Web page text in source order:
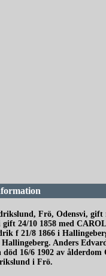
Frö, Odensvi, gift
24/10 1858 med
f 21/8 1866 i
Anders
16/6 1902 av ålderdom
i Frö.